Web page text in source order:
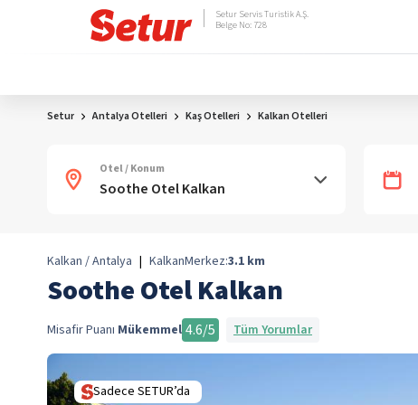
Setur Servis Turistik A.Ş.
Belge No: 728
Setur Antalya Otelleri Kaş Otelleri Kalkan Otelleri
Otel / Konum
Kalkan / Antalya | KalkanMerkez:3.1 km
Soothe Otel Kalkan
Misafir Puanı Mükemmel 4.6/5 Tüm Yorumlar
Sadece SETUR’da